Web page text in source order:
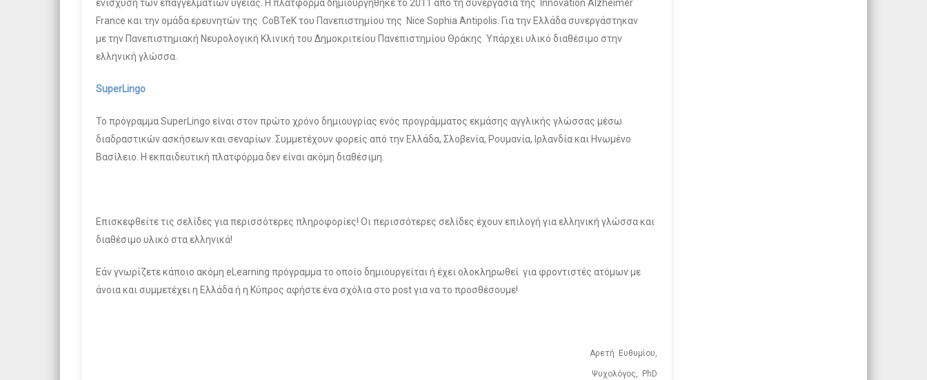
ενίσχυση των επαγγελματιών υγείας. H πλατφόρμα δημιουργήθηκε το 2011 από τη συνεργασία της Innovation Alzheimer
France και την ομάδα ερευνητών της CoBTeK του Πανεπιστημίου της Nice Sophia Antipolis. Για την Ελλάδα συνεργάστηκαν
με την Πανεπιστημιακή Νευρολογική Κλινική του Δημοκριτείου Πανεπιστημίου Θράκης. Υπάρχει υλικό διαθέσιμο στην
ελληνική γλώσσα.
SuperLingo
Το πρόγραμμα SuperLingo είναι στον πρώτο χρόνο δημιουγρίας ενός προγράμματος εκμάσης αγγλικής γλώσσας μέσω
διαδραστικών ασκήσεων και σεναρίων. Συμμετέχουν φορείς από την Ελλάδα, Σλοβενία, Ρουμανία, Ιρλανδία και Ηνωμένο
Βασίλειο. Η εκπαιδευτική πλατφόρμα δεν είναι ακόμη διαθέσιμη.
Επισκεφθείτε τις σελίδες για περισσότερες πληροφορίες! Οι περισσότερες σελίδες έχουν επιλογή για ελληνική γλώσσα και
διαθέσιμο υλικό στα ελληνικά!
Εάν γνωρίζετε κάποιο ακόμη eLearning πρόγραμμα το οποίο δημιουργείται ή έχει ολοκληρωθεί για φροντιστές ατόμων με
άνοια και συμμετέχει η Ελλάδα ή η Κύπρος αφήστε ένα σχόλια στο post για να το προσθέσουμε!
Αρετή Ευθυμίου,
Ψυχολόγος, PhD